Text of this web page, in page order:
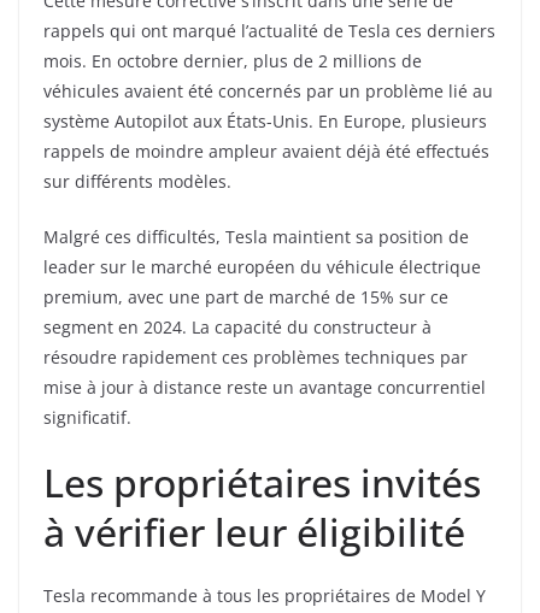
rappels qui ont marqué l’actualité de Tesla ces derniers
mois. En octobre dernier, plus de 2 millions de
véhicules avaient été concernés par un problème lié au
système Autopilot aux États-Unis. En Europe, plusieurs
rappels de moindre ampleur avaient déjà été effectués
sur différents modèles.
Malgré ces difficultés, Tesla maintient sa position de
leader sur le marché européen du véhicule électrique
premium, avec une part de marché de 15% sur ce
segment en 2024. La capacité du constructeur à
résoudre rapidement ces problèmes techniques par
mise à jour à distance reste un avantage concurrentiel
significatif.
Les propriétaires invités
à vérifier leur éligibilité
Tesla recommande à tous les propriétaires de Model Y